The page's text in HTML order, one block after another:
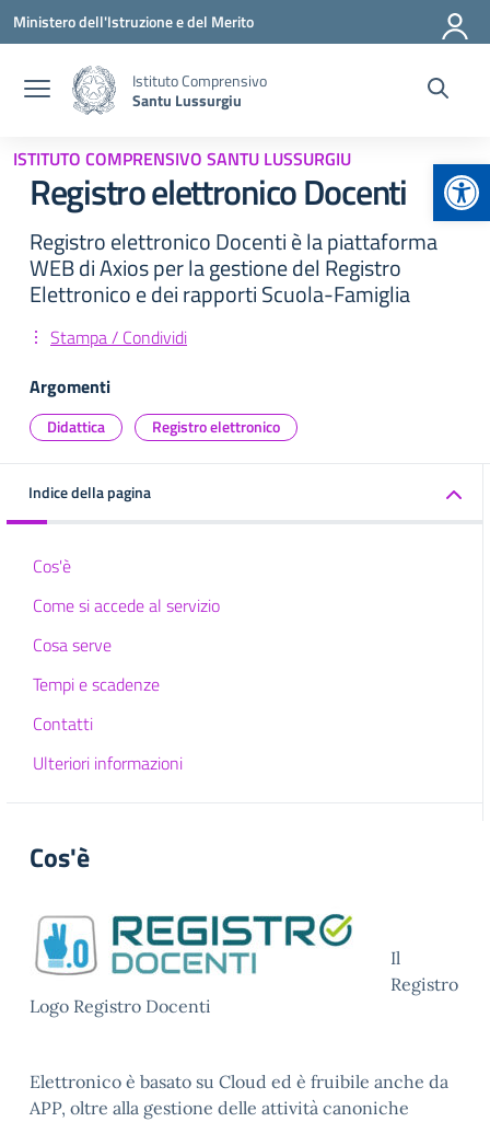
Vai ai contenuti
Vai al menu di navigazione
Vai al footer
Ministero dell'Istruzione e del Merito
Istituto Comprensivo
Santu Lussurgiu
ISTITUTO COMPRENSIVO SANTU LUSSURGIU
Registro elettronico Docenti
Registro elettronico Docenti è la piattaforma
WEB di Axios per la gestione del Registro
Elettronico e dei rapporti Scuola-Famiglia
Stampa / Condividi
Argomenti
Didattica Registro elettronico
Indice della pagina
Cos'è
Come si accede al servizio
Cosa serve
Tempi e scadenze
Contatti
Ulteriori informazioni
Cos'è
Logo Registro Docenti
Il
Registro
Elettronico è basato su Cloud ed è fruibile anche da
APP, oltre alla gestione delle attività canoniche